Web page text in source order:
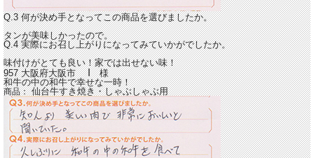
Q.3 何が決め手となってこの商品を選びましたか。
タンが美味しかったので。
Q.4 実際にお召し上がりになってみていかがでしたか。
味付けがとても良い！家では出せない味！
957 大阪府大阪市I様
和牛の中の和牛で幸せな一時！
商品：仙台牛すき焼き・しゃぶしゃぶ用